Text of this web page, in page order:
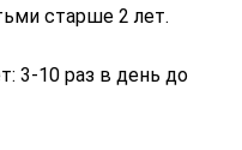
старше 2 лет.
3-10 раз в день до